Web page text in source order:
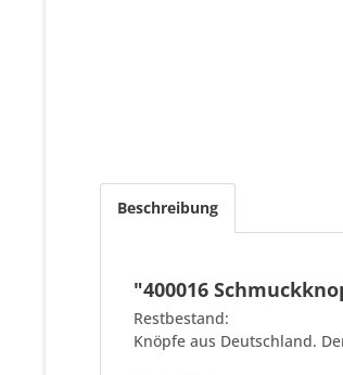
Beschreibung
"400016
Restbestand:
Knöpfe aus Deutschland.